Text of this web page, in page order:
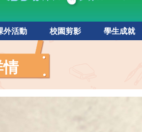
外活動 校園剪影 學生成就